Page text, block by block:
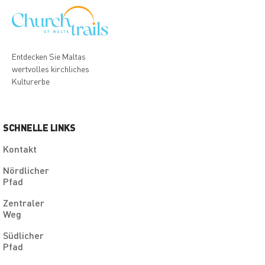
Entdecken Sie Maltas
wertvolles kirchliches
Kulturerbe
SCHNELLE LINKS
Kontakt
Nördlicher
Pfad
Zentraler
Weg
Südlicher
Pfad